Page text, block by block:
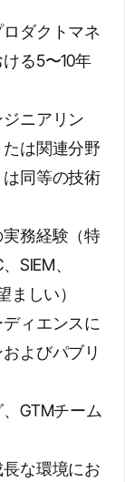
ダクトマネ
る5〜10年
ニアリン
は関連分野
同等の技術
務経験（特
SIEM、
ましい）
ィエンスに
よびパブリ
GTMチーム
な環境にお